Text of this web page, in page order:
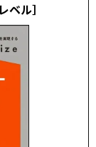
ル］